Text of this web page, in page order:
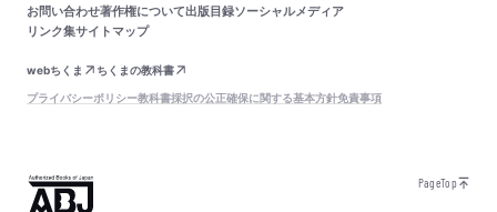
お問い合わせ著作権について出版目録ソーシャルメディア
リンク集サイトマップ
webちくま
ちくまの教科書
プライバシーポリシー教科書採択の公正確保に関する基本方針免責事項
PageTop